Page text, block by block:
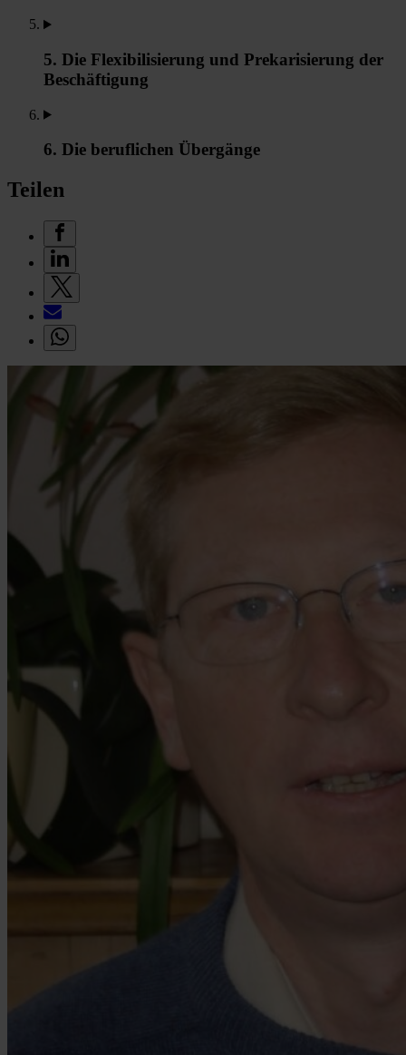
5. Die Flexibilisierung und Prekarisierung der
Beschäftigung
6. Die beruflichen Übergänge
Teilen